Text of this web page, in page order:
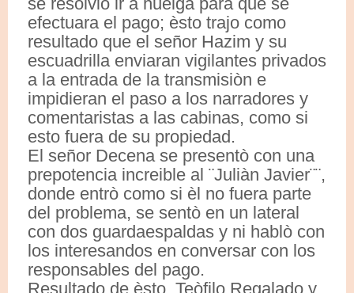
efectuara el pago; èsto trajo como
resultado que el señor Hazim y su
escuadrilla enviaran vigilantes privados
a la entrada de la transmisiòn e
impidieran el paso a los narradores y
comentaristas a las cabinas, como si
esto fuera de su propiedad.
El señor Decena se presentò con una
prepotencia increible al ¨Juliàn Javier¨¨,
donde entrò como si èl no fuera parte
del problema, se sentò en un lateral
con dos guardaespaldas y ni hablò con
los interesandos en conversar con los
responsables del pago.
Resultado de èsto, Teòfilo Regalado y